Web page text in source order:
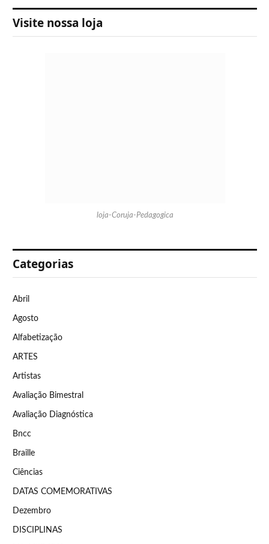
Visite nossa loja
loja-Coruja-Pedagogica
Categorias
Abril
Agosto
Alfabetização
ARTES
Artistas
Avaliação Bimestral
Avaliação Diagnóstica
Bncc
Braille
Ciências
DATAS COMEMORATIVAS
Dezembro
DISCIPLINAS